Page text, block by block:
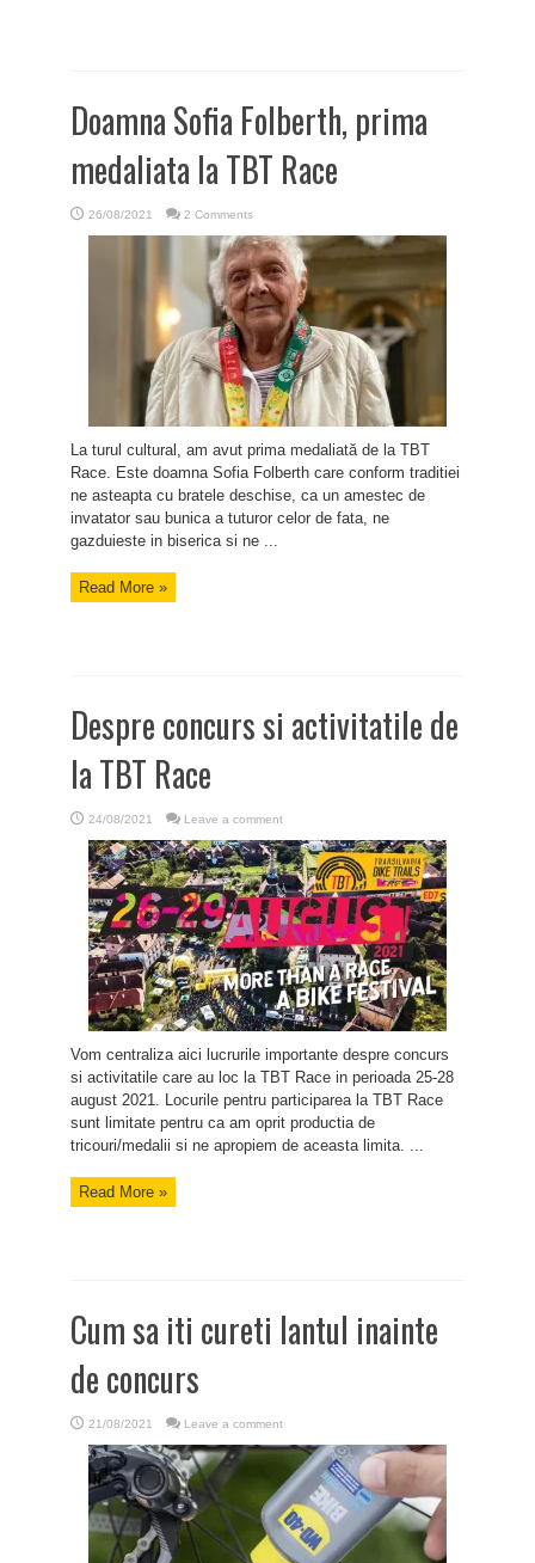
Doamna Sofia Folberth, prima
medaliata la TBT Race
26/08/2021 2 Comments
La turul cultural, am avut prima medaliată de la TBT
Race. Este doamna Sofia Folberth care conform traditiei
ne asteapta cu bratele deschise, ca un amestec de
invatator sau bunica a tuturor celor de fata, ne
gazduieste in biserica si ne ...
Read More »
Despre concurs si activitatile de
la TBT Race
24/08/2021 Leave a comment
Vom centraliza aici lucrurile importante despre concurs
si activitatile care au loc la TBT Race in perioada 25-28
august 2021. Locurile pentru participarea la TBT Race
sunt limitate pentru ca am oprit productia de
tricouri/medalii si ne apropiem de aceasta limita. ...
Read More »
Cum sa iti cureti lantul inainte
de concurs
21/08/2021 Leave a comment